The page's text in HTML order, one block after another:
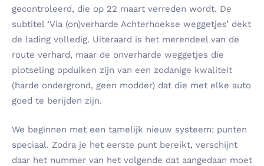
gecontroleerd, die op 22 maart verreden wordt. De
subtitel ‘Via (on)verharde Achterhoekse weggetjes’ dekt
de lading volledig. Uiteraard is het merendeel van de
route verhard, maar de onverharde weggetjes die
plotseling opduiken zijn van een zodanige kwaliteit
(harde ondergrond, geen modder) dat die met elke auto
goed te berijden zijn.
We beginnen met een tamelijk nieuw systeem: punten
speciaal. Zodra je het eerste punt bereikt, verschijnt
daar het nummer van het volgende dat aangedaan moet